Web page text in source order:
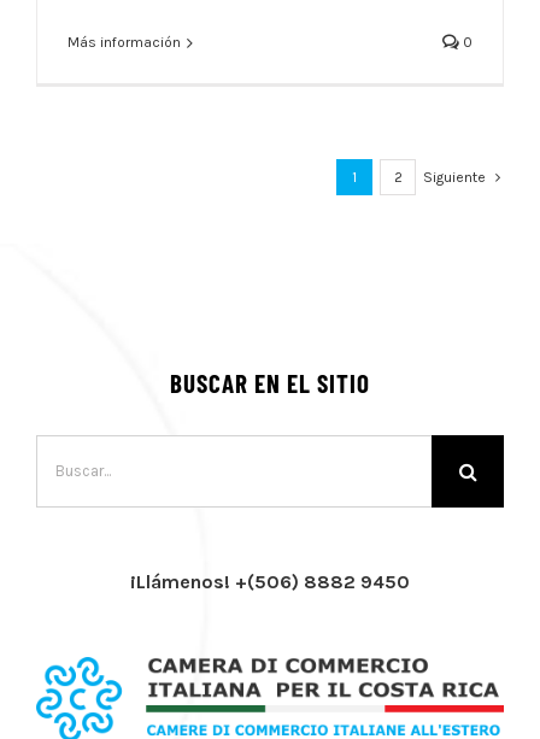
Más información 0
1 2 Siguiente
BUSCAR EN EL SITIO
¡Llámenos! +(506) 8882 9450